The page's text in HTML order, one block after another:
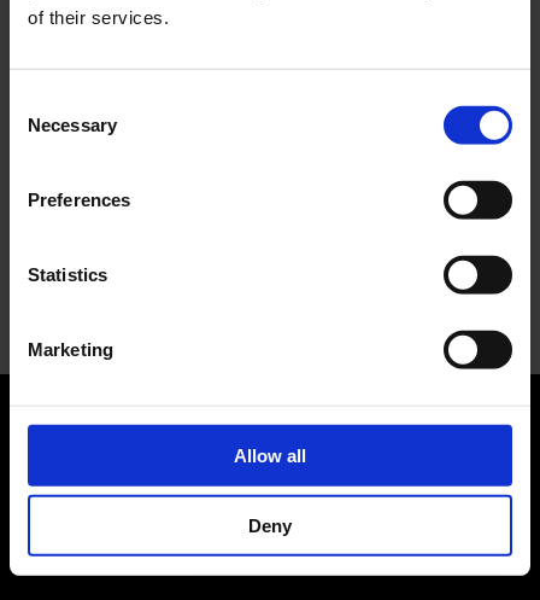
of their services.
Selection
Necessary
Preferences
Statistics
Marketing
Allow all
Deny
elettro-pop
L’universo crepuscolare di Miu Miu: Hailey Bieber e
ABOUT US
Contatti